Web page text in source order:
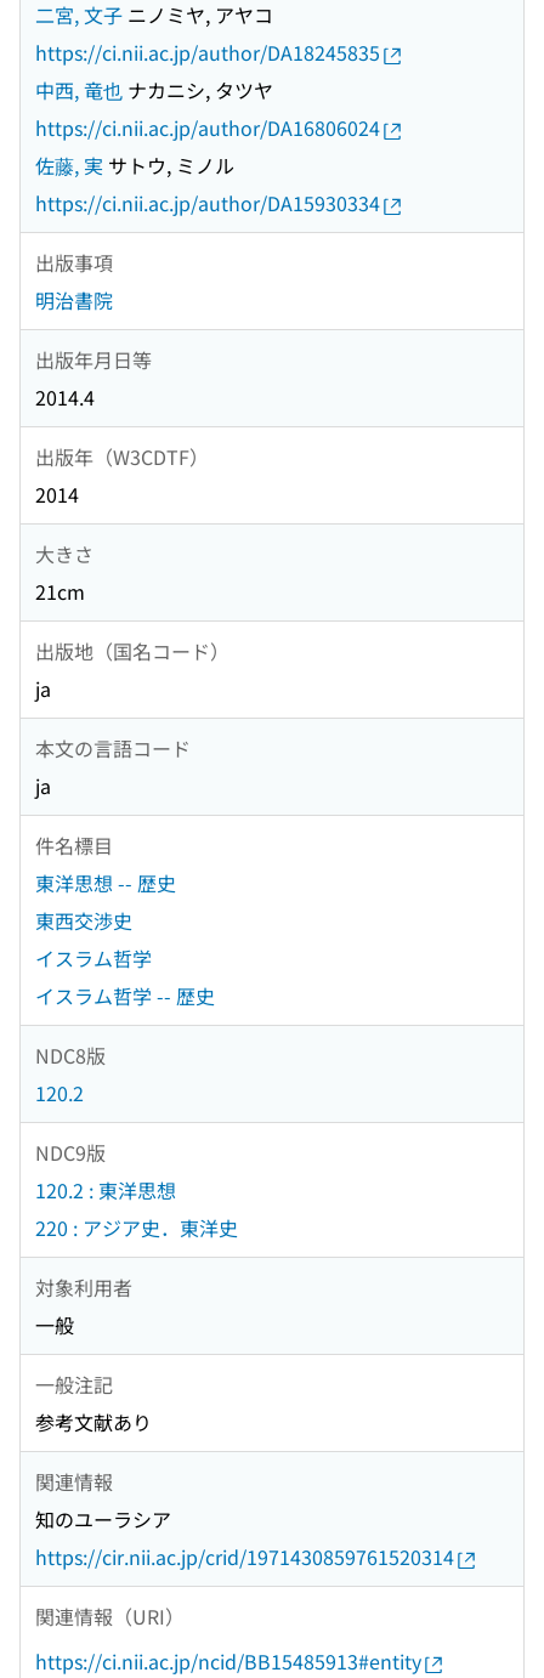
二宮, 文子 ニノミヤ, アヤコ
https://ci.nii.ac.jp/author/DA18245835
中西, 竜也 ナカニシ, タツヤ
https://ci.nii.ac.jp/author/DA16806024
佐藤, 実 サトウ, ミノル
https://ci.nii.ac.jp/author/DA15930334
出版事項
明治書院
出版年月日等
2014.4
出版年（W3CDTF）
2014
大きさ
21cm
出版地（国名コード）
ja
本文の言語コード
ja
件名標目
東洋思想 -- 歴史
東西交渉史
イスラム哲学
イスラム哲学 -- 歴史
NDC8版
120.2
NDC9版
120.2 : 東洋思想
220 : アジア史．東洋史
対象利用者
一般
一般注記
参考文献あり
関連情報
知のユーラシア
https://cir.nii.ac.jp/crid/1971430859761520314
関連情報（URI）
https://ci.nii.ac.jp/ncid/BB15485913#entity